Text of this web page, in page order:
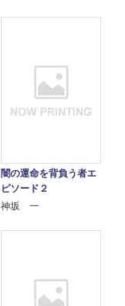
闇の運命を背負う者エ
ピソード２
神坂 一